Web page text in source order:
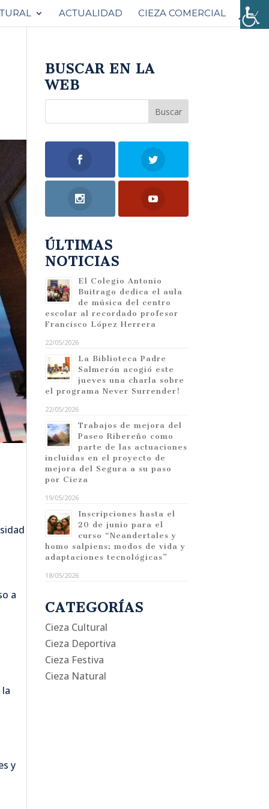
ACTUALIDAD CIEZA COMERCIAL
a
y
BUSCAR EN LA
WEB
ÚLTIMAS
NOTICIAS
El Colegio Antonio
Buitrago dedica el aula
de música del centro
escolar al recordado profesor
Francisco López Herrera
22/05/2026
La Biblioteca Padre
Salmerón acogió este
jueves una charla sobre
el programa Never Surrender!
22/05/2026
Trabajos de mejora del
Paseo Ribereño como
parte de las actuaciones
incluidas en el proyecto de
mejora del Segura a su paso
por Cieza
19/05/2026
Inscripciones hasta el
20 de junio para el
curso “Neandertales y
homo salpiens: modos de vida y
adaptaciones tecnológicas”
18/05/2026
CATEGORÍAS
Cieza Cultural
Cieza Deportiva
Cieza Festiva
Cieza Natural